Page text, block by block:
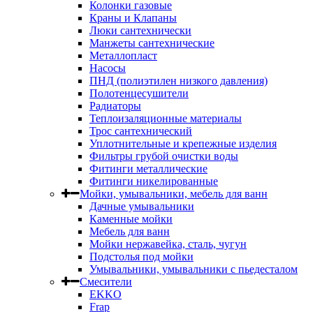
Колонки газовые
Краны и Клапаны
Люки сантехнически
Манжеты сантехнические
Металлопласт
Насосы
ПНД (полиэтилен низкого давления)
Полотенцесушители
Радиаторы
Теплоизаляционные материалы
Трос сантехнический
Уплотнительные и крепежные изделия
Фильтры грубой очистки воды
Фитинги металлические
Фитинги никелированные
Мойки, умывальники, мебель для ванн
Дачные умывальники
Каменные мойки
Мебель для ванн
Мойки нержавейка, сталь, чугун
Подстолья под мойки
Умывальники, умывальники с пьедесталом
Смесители
EKKO
Frap